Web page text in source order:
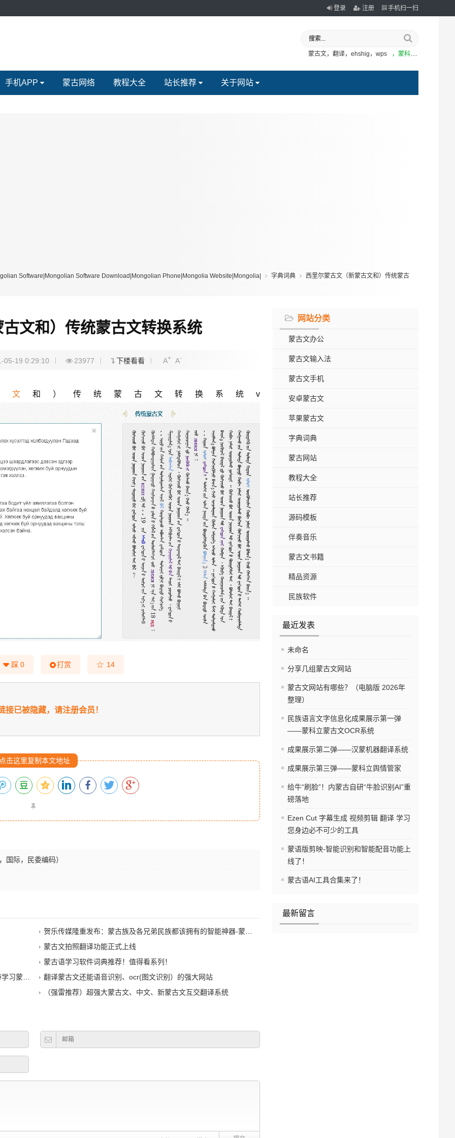
登录 注册 手机扫一扫
蒙古文，翻译，ehshig，wps ，蒙科立
手机APP 蒙古网络 教程大全 站长推荐 关于网站
Software|Mongolian Software Download|Mongolian Phone|Mongolia Website|Mongolia| 字典词典 西里尔蒙古文（新蒙古文和）传统蒙古
网站分类
蒙古文办公
蒙古文输入法
蒙古文手机
安卓蒙古文
苹果蒙古文
字典词典
蒙古网站
教程大全
站长推荐
源码模板
伴奏音乐
蒙古文书籍
精品资源
民族软件
最近发表
未命名
分享几组蒙古文网站
蒙古文网站有哪些？（电脑版 2026年
整理）
民族语言文字信息化成果展示第一弹
——蒙科立蒙古文OCR系统
成果展示第二弹——汉蒙机器翻译系统
成果展示第三弹——蒙科立舆情管家
给牛“刷脸”！内蒙古自研“牛脸识别AI”重
磅落地
Ezen Cut 字幕生成 视频剪辑 翻译 学习
您身边必不可少的工具
蒙语版剪映-智能识别和智能配音功能上
线了！
蒙古语AI工具合集来了！
最新留言
文和）传统蒙古文转换系统
05-19 0:29:10 23977 下楼看看 A+ A-
文 和）传统蒙古文转换系统v
踩 0 打赏 ☆ 14
接已被隐藏，请注册会员！
击这里复制本文地址
国际，民委编码）
贺乐传媒隆重发布：蒙古族及各兄弟民族都该拥有的智能神器-蒙语AI
蒙古文拍照翻译功能正式上线
蒙古语学习软件词典推荐！值得看系列！
打尽！
翻译蒙古文还能语音识别、ocr(图文识别）的强大网站
（强雷推荐）超强大蒙古文、中文、新蒙古文互交翻译系统